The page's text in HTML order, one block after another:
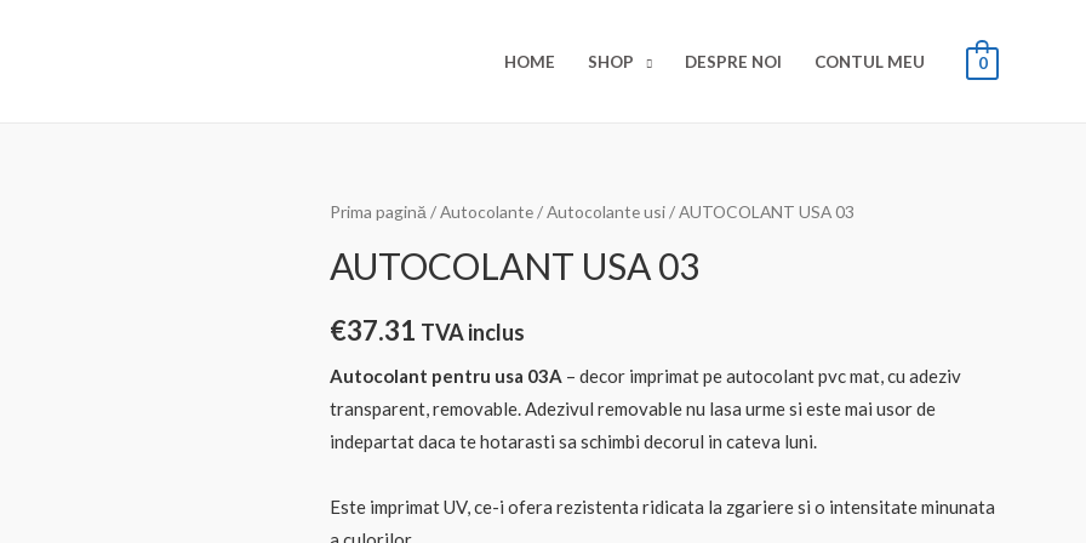
HOME SHOP DESPRE NOI CONTUL MEU 0
Prima pagină /Autocolante/Autocolante usi/ AUTOCOLANT USA 03
AUTOCOLANT USA 03
€37.31 TVA inclus
Autocolant pentru usa 03A – decor imprimat pe autocolant pvc mat, cu adeziv
transparent, removable. Adezivul removable nu lasa urme si este mai usor de
indepartat daca te hotarasti sa schimbi decorul in cateva luni.
Este imprimat UV, ce-i ofera rezistenta ridicata la zgariere si o intensitate minunata